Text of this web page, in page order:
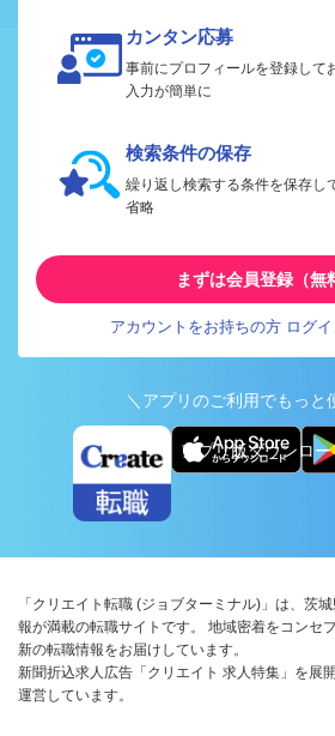
カンタン応募
事前にプロフィールを登録して
入力が簡単に
検索条件の保存
繰り返し検索する条件を保存し
省略
まずは会員登録（無
アカウントをお持ちの方 ログイ
＼アプリのご利用でもっと
アプリ版ダウンロ
「クリエイト転職 (ジョブターミナル)」は、茨
報が満載の転職サイトです。 地域密着をコンセ
新の転職情報をお届けしています。
新聞折込求人広告「クリエイト 求人特集」を展
運営しています。